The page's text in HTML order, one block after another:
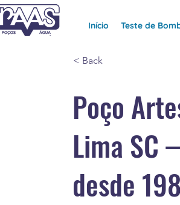
Início Teste de
< Back
Poço
Lima SC
desde